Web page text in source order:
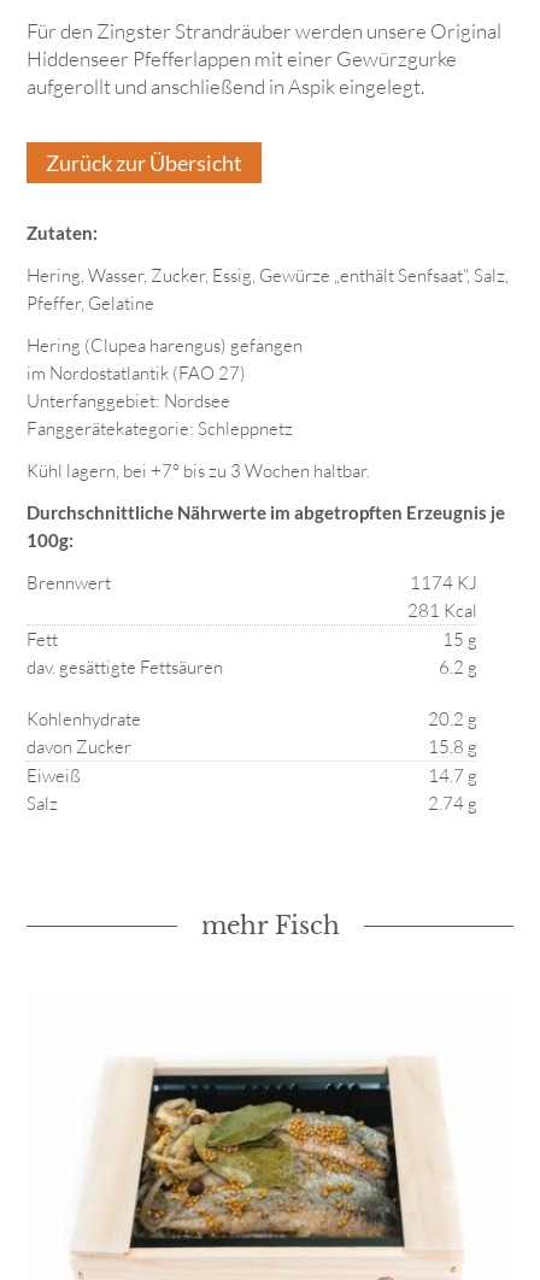
Zutaten:
Hering, Wasser, Zucker, Essig, Gewürze „enthält Senfsaat“, Salz,
Pfeffer, Gelatine
Hering (Clupea harengus) gefangen
im Nordostatlantik (FAO 27)
Unterfanggebiet: Nordsee
Fanggerätekategorie: Schleppnetz
Kühl lagern, bei +7° bis zu 3 Wochen haltbar.
Durchschnittliche Nährwerte im abgetropften Erzeugnis je
100g:
Brennwert
1174 KJ
281 Kcal
Fett
15 g
dav. gesättigte Fettsäuren
6.2 g
Kohlenhydrate
20.2 g
davon Zucker
15.8 g
Eiweiß
14.7 g
Salz
2.74 g
Für den Zingster Strandräuber werden unsere Original
Hiddenseer Pfefferlappen mit einer Gewürzgurke
aufgerollt und anschließend in Aspik eingelegt.
Zurück zur Übersicht
mehr Fisch